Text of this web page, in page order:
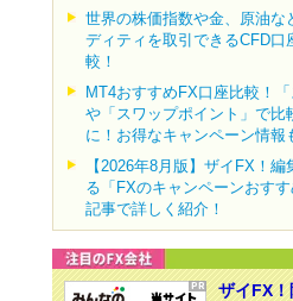
世界の株価指数や金、原油な
ディティを取引できるCFD口
較！
MT4おすすめFX口座比較！「
や「スワップポイント」で比
に！お得なキャンペーン情報
【2026年8月版】ザイFX！編
る「FXのキャンペーンおすす
記事で詳しく紹介！
ザイFX！